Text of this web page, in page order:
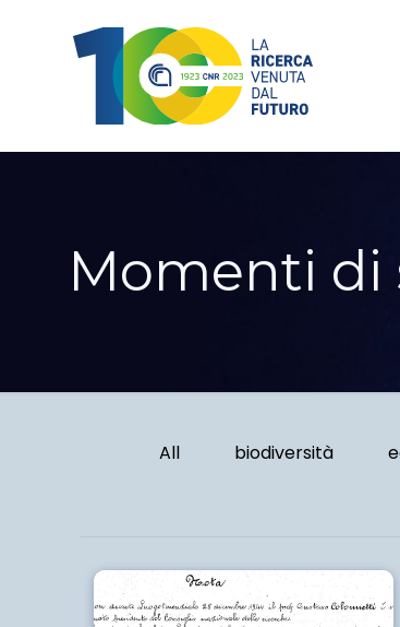
Momenti di
All biodiversità